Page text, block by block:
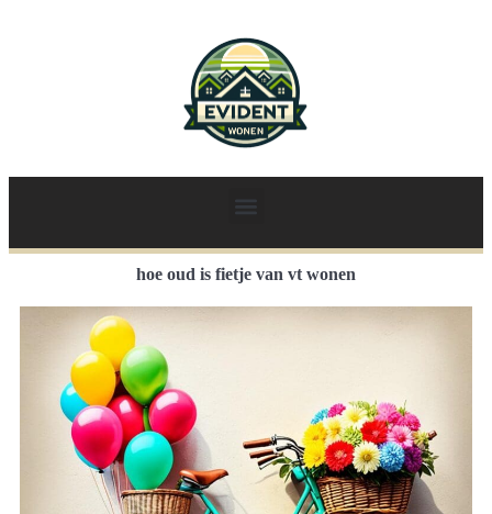
hoe oud is fietje van vt wonen